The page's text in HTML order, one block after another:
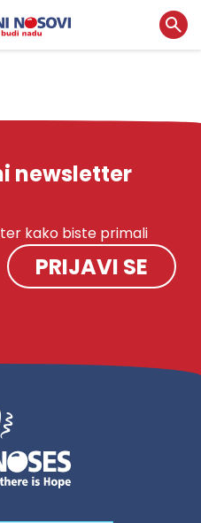
newsletter
kako biste primali
PRIJAVI SE